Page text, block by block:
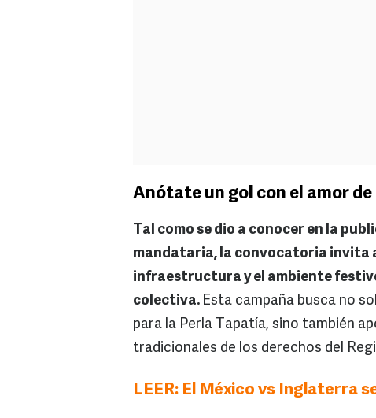
Anótate un gol con el amor
Tal como se dio a conocer en la
mandataria, la convocatoria invita
infraestructura y el ambiente
colectiva. Esta campaña busca no
para la Perla Tapatía, sino también
tradicionales de los derechos del
LEER: El México vs Inglaterra